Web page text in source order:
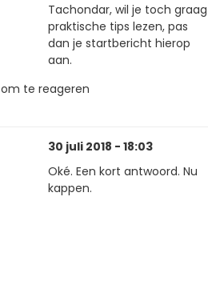
Tachondar, wil je toch graag
praktische tips lezen, pas
dan je startbericht hierop
aan.
om te reageren
30 juli 2018 - 18:03
Oké. Een kort antwoord. Nu
kappen.